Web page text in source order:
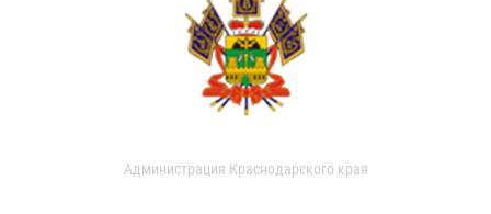
Администрация Краснодарского края